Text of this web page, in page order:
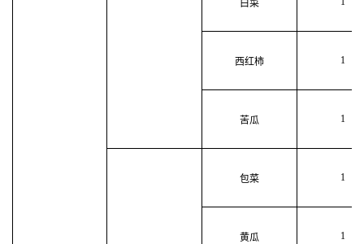
白菜
西红柿 1
苦瓜 1
包菜 1
黄瓜 1